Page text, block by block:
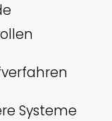
Systeme